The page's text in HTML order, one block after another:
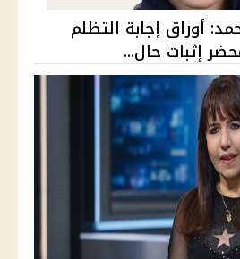
ريم محمد: أوراق إجابة التظلم
إثبات حال...